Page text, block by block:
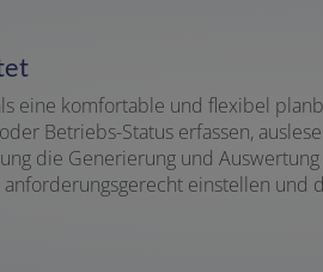
eine komfortable und flexibel
Betriebs-Status erfassen,
die Generierung und
einstellen und